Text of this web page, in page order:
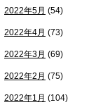
2022年5月 (54)
2022年4月 (73)
2022年3月 (69)
2022年2月 (75)
2022年1月 (104)